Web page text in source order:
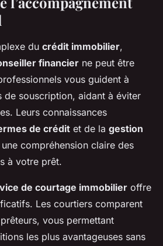
du crédit immobilier,
financier ne peut être
vous guident à
de souscription, aidant à éviter
Leurs connaissances
de crédit et de la gestion
compréhension claire des
à votre prêt.
de courtage immobilier offre
Les courtiers comparent
vous permettant
les plus avantageuses sans